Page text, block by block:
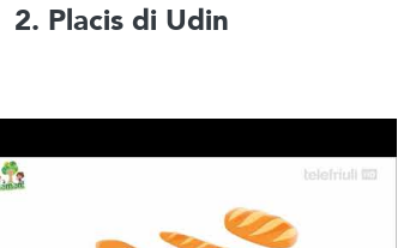
2. Placis di Udin